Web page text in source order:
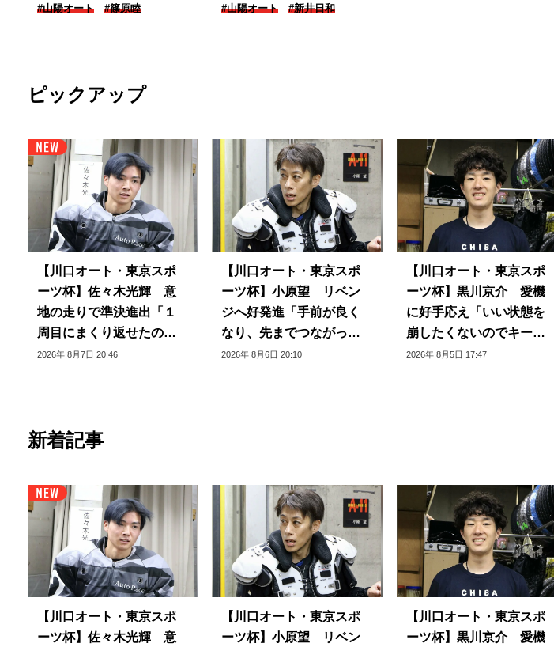
#山陽オート #篠原睦 #山陽オート #新井日和
ピックアップ
【川口オート・東京スポ
ーツ杯】佐々木光輝 意
地の走りで準決進出「１
周目にまくり返せたのは
良かった」
2026年 8月7日 20:46
【川口オート・東京スポ
ーツ杯】小原望 リベン
ジへ好発進「手前が良く
なり、先までつながって
いる」
2026年 8月6日 20:10
【川口オート・東京スポ
ーツ杯】黒川京介 愛機
に好手応え「いい状態を
崩したくないのでキープ
できるように」
2026年 8月5日 17:47
新着記事
【川口オート・東京スポ
ーツ杯】佐々木光輝 意
【川口オート・東京スポ
ーツ杯】小原望 リベン
【川口オート・東京スポ
ーツ杯】黒川京介 愛機